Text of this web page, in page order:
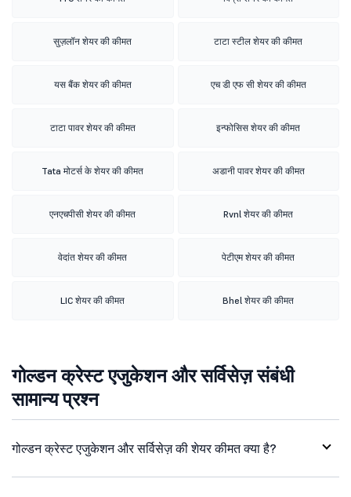
सुज़लॉन शेयर की कीमत टाटा स्टील शेयर की कीमत
यस बैंक शेयर की कीमत एच डी एफ सी शेयर की कीमत
टाटा पावर शेयर की कीमत इन्फोसिस शेयर की कीमत
Tata मोटर्स के शेयर की कीमत अडानी पावर शेयर की कीमत
एनएचपीसी शेयर की कीमत Rvnl शेयर की कीमत
वेदांत शेयर की कीमत पेटीएम शेयर की कीमत
LIC शेयर की कीमत Bhel शेयर की कीमत
गोल्डन क्रेस्ट एजुकेशन और सर्विसेज़ संबंधी
सामान्य प्रश्न
गोल्डन क्रेस्ट एजुकेशन और सर्विसेज़ की शेयर कीमत क्या है?